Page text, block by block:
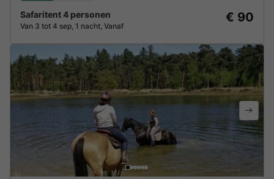
Safaritent 4 personen
Van 3 tot 4 sep, 1 nacht, Vanaf
€ 90